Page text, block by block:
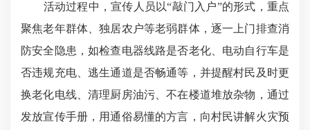
活动过程中，宣传人员以“敲门入户”的形式，重点
聚焦老年群体、独居农户等老弱群体，逐一上门排查消
防安全隐患，如检查电器线路是否老化、电动自行车是
否违规充电、逃生通道是否畅通等，并提醒村民及时更
换老化电线、清理厨房油污、不在楼道堆放杂物，通过
发放宣传手册，用通俗易懂的方言，向村民讲解火灾预